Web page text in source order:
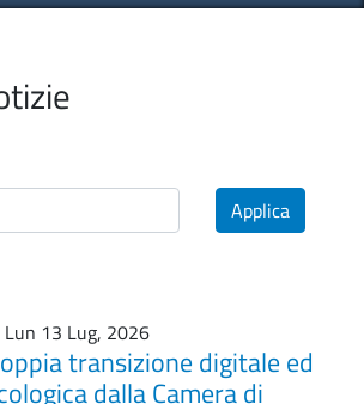
Applica
Lun 13 Lug, 2026
transizione digitale ed
dalla Camera di